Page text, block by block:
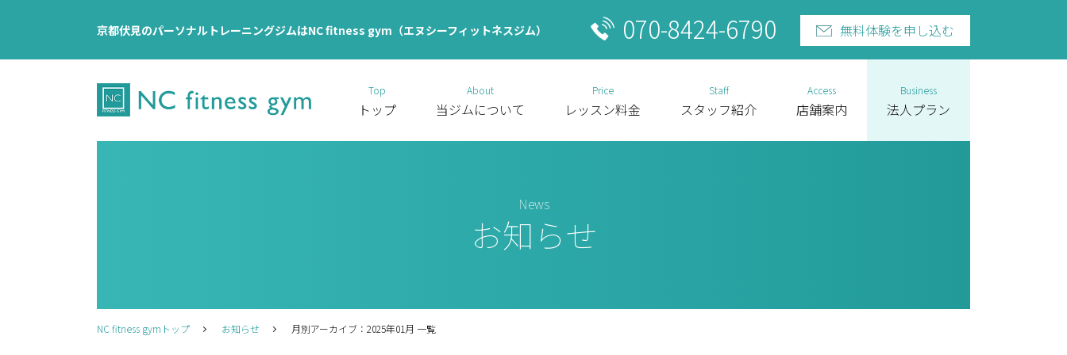
京都伏見のパーソナルトレーニングジムはNC fitness gym（エヌシーフィットネスジム） 070-8424-6790 無料体験を申し込む
トップ
Top
当ジムについて
About
レッスン料金
Price
スタッフ紹介
Staff
店舗案内
Access
法人プラン
Business
News
お知らせ
NC fitness gymトップ お知らせ 月別アーカイブ：2025年01月 一覧